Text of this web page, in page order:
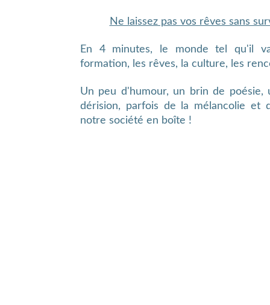
Ne laissez pas vos rêves sans
En 4 minutes, le monde tel qu'il
formation, les rêves, la culture, les
Un peu d'humour, un brin de poésie,
dérision, parfois de la mélancolie et
notre société en boîte !